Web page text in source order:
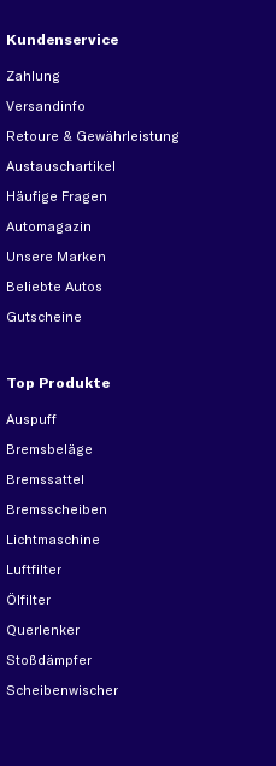
Kundenservice
Zahlung
Versandinfo
Retoure & Gewährleistung
Austauschartikel
Häufige Fragen
Automagazin
Unsere Marken
Beliebte Autos
Gutscheine
Top Produkte
Auspuff
Bremsbeläge
Bremssattel
Bremsscheiben
Lichtmaschine
Luftfilter
Ölfilter
Querlenker
Stoßdämpfer
Scheibenwischer